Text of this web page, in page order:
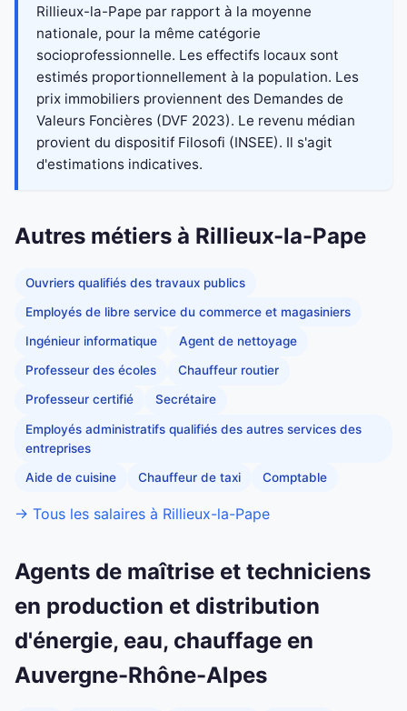
Rillieux-la-Pape par rapport à la moyenne
nationale, pour la même catégorie
socioprofessionnelle. Les effectifs locaux sont
estimés proportionnellement à la population. Les
prix immobiliers proviennent des Demandes de
Valeurs Foncières (DVF 2023). Le revenu médian
provient du dispositif Filosofi (INSEE). Il s'agit
d'estimations indicatives.
Autres métiers à Rillieux-la-Pape
Ouvriers qualifiés des travaux publics
Employés de libre service du commerce et magasiniers
Ingénieur informatique Agent de nettoyage
Professeur des écoles Chauffeur routier
Professeur certifié Secrétaire
Employés administratifs qualifiés des autres services des
entreprises
Aide de cuisine Chauffeur de taxi Comptable
→ Tous les salaires à Rillieux-la-Pape
Agents de maîtrise et techniciens
en production et distribution
d'énergie, eau, chauffage en
Auvergne-Rhône-Alpes